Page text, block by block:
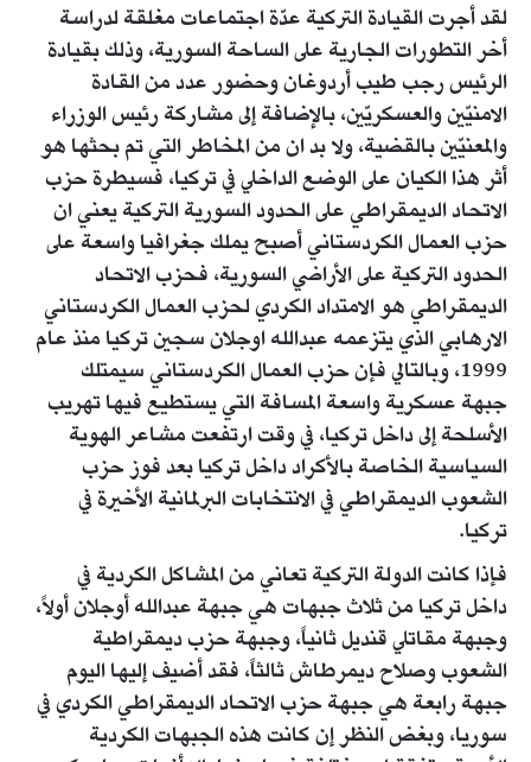
لقد أجرت القيادة التركية عدّة اجتماعات مغلقة لدراسة
أخر التطورات الجارية على الساحة السورية، وذلك بقيادة
الرئيس رجب طيب أردوغان وحضور عدد من القادة
الامنيّين والعسكريّين، بالإضافة إلى مشاركة رئيس الوزراء
والمعنيّين بالقضية، ولا بد ان من المخاطر التي تم بحثها هو
أثر هذا الكيان على الوضع الداخلي في تركيا، فسيطرة حزب
الاتحاد الديمقراطي على الحدود السورية التركية يعني ان
حزب العمال الكردستاني أصبح يملك جغرافيا واسعة على
الحدود التركية على الأراضي السورية، فحزب الاتحاد
الديمقراطي هو الامتداد الكردي لحزب العمال الكردستاني
الارهابي الذي يتزعمه عبدالله اوجلان سجين تركيا منذ عام
1999، وبالتالي فإن حزب العمال الكردستاني سيمتلك
جبهة عسكرية واسعة المسافة التي يستطيع فيها تهريب
الأسلحة إلى داخل تركيا، في وقت ارتفعت مشاعر الهوية
السياسية الخاصة بالأكراد داخل تركيا بعد فوز حزب
الشعوب الديمقراطي في الانتخابات البرلمانية الأخيرة في
تركيا.
فإذا كانت الدولة التركية تعاني من المشاكل الكردية في
داخل تركيا من ثلاث جبهات هي جبهة عبدالله أوجلان أولاً،
وجبهة مقاتلي قنديل ثانياً، وجبهة حزب ديمقراطية
الشعوب وصلاح ديمرطاش ثالثاً، فقد أضيف إليها اليوم
جبهة رابعة هي جبهة حزب الاتحاد الديمقراطي الكردي في
سوريا، وبغض النظر إن كانت هذه الجبهات الكردية